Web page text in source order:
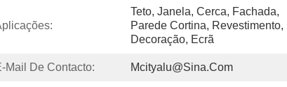
Teto, Janela, Cerca, Fachada,
Parede Cortina, Revestimento,
Decoração, Ecrã
Mail De Contacto: Mcityalu@sina.com